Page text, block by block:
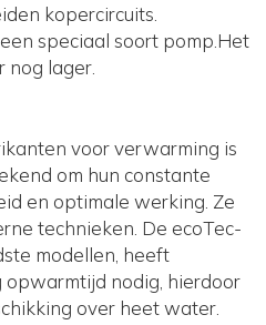
kopercircuits.
speciaal soort pomp.Het
nog lager.
voor verwarming is
om hun constante
en optimale werking. Ze
technieken. De ecoTec-
modellen, heeft
nodig, hierdoor
over heet water.